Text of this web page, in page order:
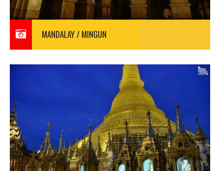
MANDALAY / MINGUN